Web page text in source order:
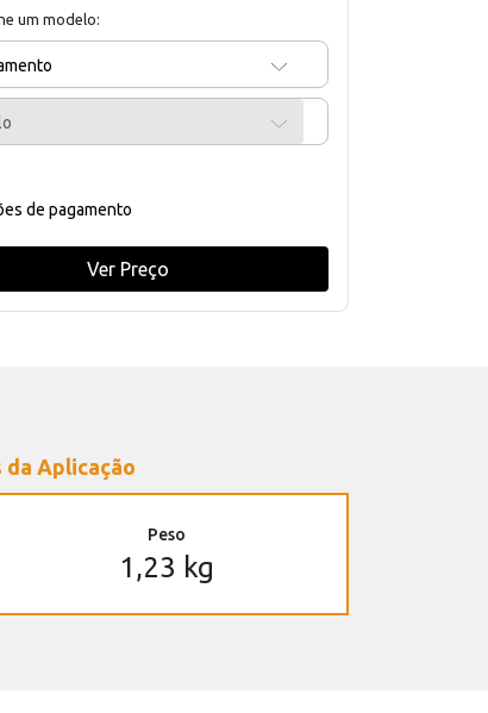
um modelo:
de pagamento
Ver Preço
da Aplicação
Peso
1,23 kg